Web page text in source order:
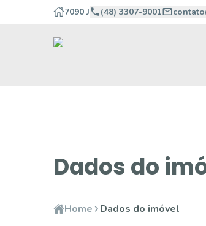
7090 J (48) 3307-9001
Dados do
Home Dados do imóvel